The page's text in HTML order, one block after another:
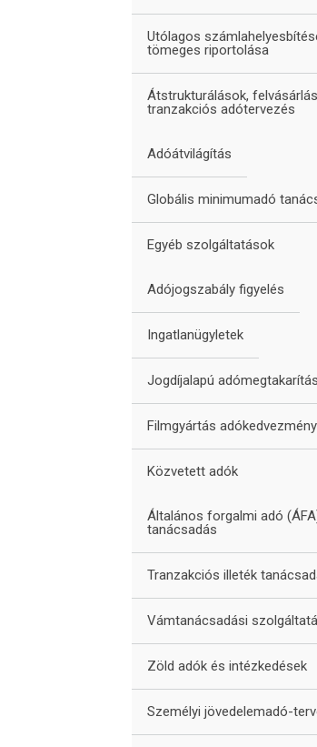
Utólagos
tömeges riportolása
Átstrukturálások,
tranzakciós adótervezés
Adóátvilágítás
Globális minimumadó
Egyéb szolgáltatások
Adójogszabály figyelés
Ingatlanügyletek
Jogdíjalapú adómegtakarítás
Filmgyártás adókedvezmény
Közvetett adók
Általános forgalmi adó
tanácsadás
Tranzakciós illeték
Vámtanácsadási
Zöld adók és intézkedések
Személyi jövedelemadó-